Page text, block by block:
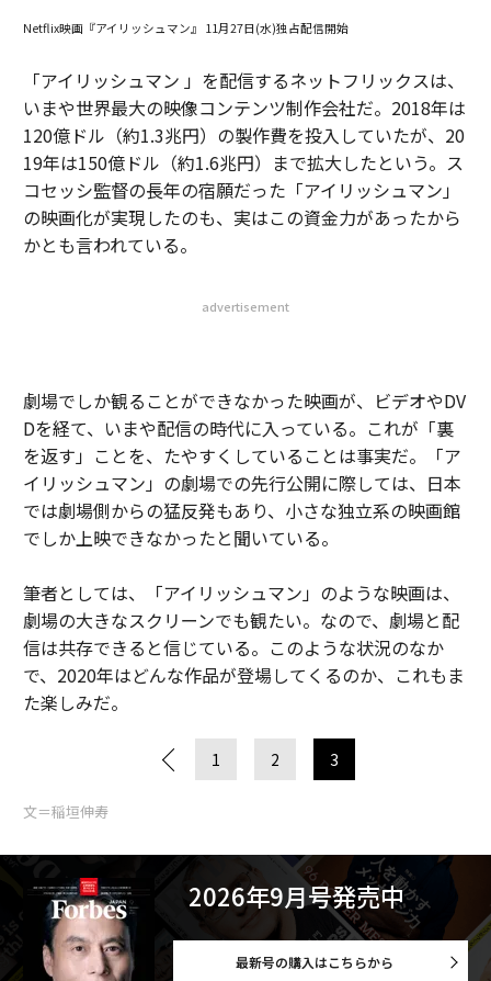
Netflix映画『アイリッシュマン』 11月27日(水)独占配信開始
「アイリッシュマン 」を配信するネットフリックスは、
いまや世界最大の映像コンテンツ制作会社だ。2018年は
120億ドル（約1.3兆円）の製作費を投入していたが、20
19年は150億ドル（約1.6兆円）まで拡大したという。ス
コセッシ監督の長年の宿願だった「アイリッシュマン」
の映画化が実現したのも、実はこの資金力があったから
かとも言われている。
advertisement
劇場でしか観ることができなかった映画が、ビデオやDV
Dを経て、いまや配信の時代に入っている。これが「裏
を返す」ことを、たやすくしていることは事実だ。「ア
イリッシュマン」の劇場での先行公開に際しては、日本
では劇場側からの猛反発もあり、小さな独立系の映画館
でしか上映できなかったと聞いている。
筆者としては、「アイリッシュマン」のような映画は、
劇場の大きなスクリーンでも観たい。なので、劇場と配
信は共存できると信じている。このような状況のなか
で、2020年はどんな作品が登場してくるのか、これもま
た楽しみだ。
1 2 3
文＝稲垣伸寿
2026年9月号発売中
最新号の購入はこちらから